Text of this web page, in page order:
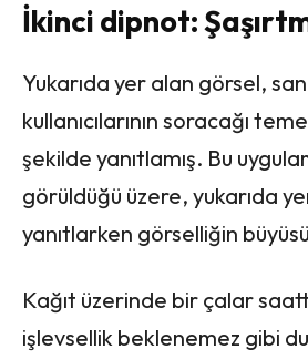
İkinci dipnot:
Yukarıda yer alan görsel,
kullanıcılarının soracağı
şekilde yanıtlamış. Bu
görüldüğü üzere, yukarıda
yanıtlarken görselliğin
Kağıt üzerinde bir çalar
işlevsellik beklenemez gibi